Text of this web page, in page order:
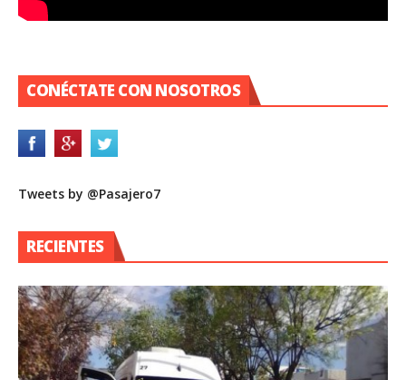
CONÉCTATE CON NOSOTROS
Tweets by @Pasajero7
RECIENTES